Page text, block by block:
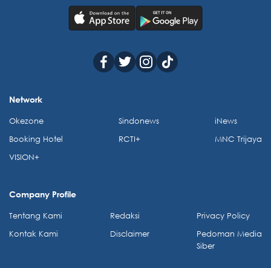
Network
Okezone
Booking Hotel
VISION+
Sindonews
RCTI+
iNews
MNC Trijaya
Company Profile
Tentang Kami
Kontak Kami
Redaksi
Disclaimer
Privacy Policy
Pedoman Media
Siber